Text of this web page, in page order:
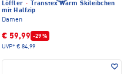
Löffler ·
Transtex Warm Skileibchen
mit Halfzip
Damen
€ 59,99 -29 %
UVP* € 84,99